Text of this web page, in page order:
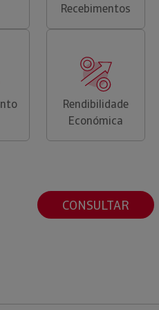
Recebimentos
Rendibilidade
Económica
CONSULTAR